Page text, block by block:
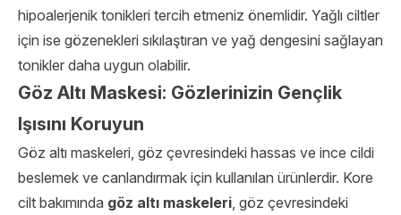
hipoalerjenik tonikleri tercih etmeniz önemlidir. Yağlı ciltler
için ise gözenekleri sıkılaştıran ve yağ dengesini sağlayan
tonikler daha uygun olabilir.
Göz Altı Maskesi: Gözlerinizin Gençlik
Işısını Koruyun
Göz altı maskeleri, göz çevresindeki hassas ve ince cildi
beslemek ve canlandırmak için kullanılan ürünlerdir. Kore
cilt bakımında göz altı maskeleri, göz çevresindeki